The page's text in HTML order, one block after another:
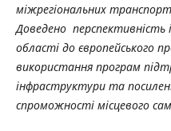
міжрегіональних
Доведено перспективність
області до європейського
використання програм
інфраструктури та
спроможності місцевого